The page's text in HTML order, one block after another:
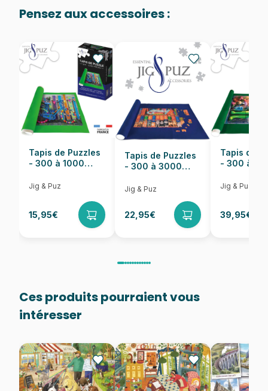
Provenance Puzzles fabriqués en France
EAN 8721017603030
Nombre de pièces 1000 pièces
Dimensions 68 x 49 cm
Pensez aux accessoires :
Tapis de Puzzles
- 300 à 1000
Jig & Puz
15,95€
Tapis de Puzzles
- 300 à 3000
Jig & Puz
22,95€
Tapis de
- 300 à
Jig & Puz
39,95€
Ces produits pourraient vous
intéresser